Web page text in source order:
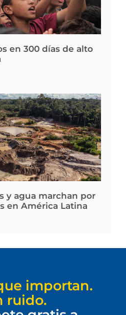
en 300 días de alto
y agua marchan por
en América Latina
importan.
ruido.